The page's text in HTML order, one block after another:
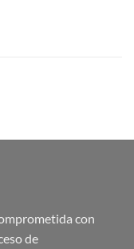
con
de